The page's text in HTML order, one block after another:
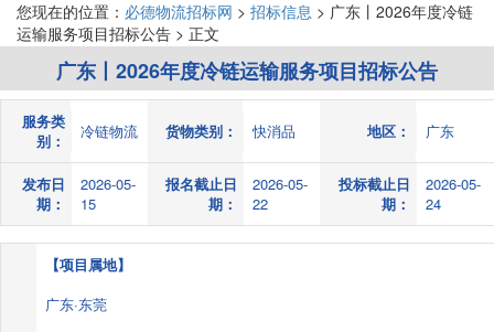
您现在的位置： 必德物流招标网 > 招标信息 > 广东丨2026年度冷链
运输服务项目招标公告 > 正文
广东丨2026年度冷链运输服务项目招标公告
服务类
别：
冷链物流 货物类别： 快消品 地区： 广东
发布日
期：
2026-05-
15
报名截止日
期：
2026-05-
22
投标截止日
期：
2026-05-
24
【项目属地】
广东·东莞